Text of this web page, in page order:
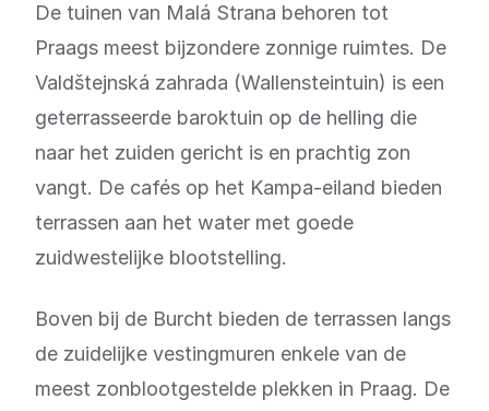
De tuinen van Malá Strana behoren tot
Praags meest bijzondere zonnige ruimtes. De
Valdštejnská zahrada (Wallensteintuin) is een
geterrasseerde baroktuin op de helling die
naar het zuiden gericht is en prachtig zon
vangt. De cafés op het Kampa-eiland bieden
terrassen aan het water met goede
zuidwestelijke blootstelling.
Boven bij de Burcht bieden de terrassen langs
de zuidelijke vestingmuren enkele van de
meest zonblootgestelde plekken in Praag. De